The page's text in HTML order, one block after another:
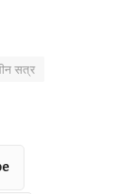
सत्र